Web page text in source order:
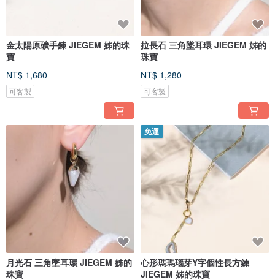
金太陽原礦手鍊 JIEGEM 姊的珠
寶
NT$ 1,680
可客製
拉長石 三角墜耳環 JIEGEM 姊的
珠寶
NT$ 1,280
可客製
月光石 三角墜耳環 JIEGEM 姊的
珠寶
免運
心形瑪瑪瑙芽Y字個性長方鍊
JIEGEM 姊的珠寶